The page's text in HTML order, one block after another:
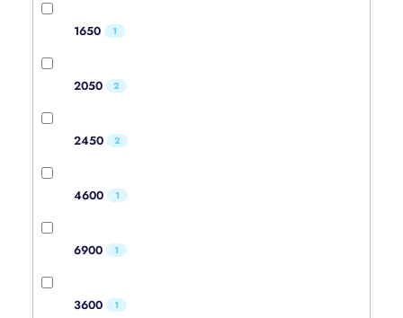
1650 1
2050 2
2450 2
4600 1
6900 1
3600 1